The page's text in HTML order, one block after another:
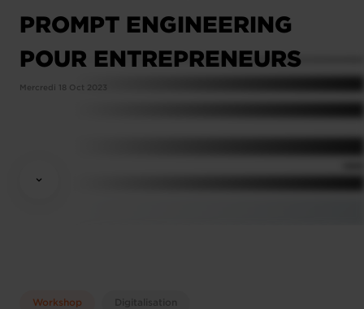
PROMPT ENGINEERING
POUR ENTREPRENEURS
Mercredi 18 Oct 2023
Workshop Digitalisation